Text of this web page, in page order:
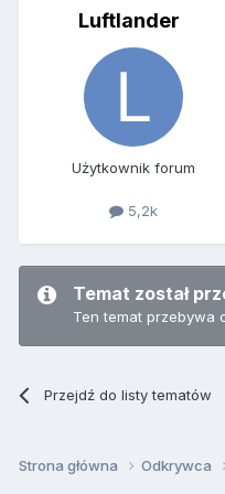
Luftlander
Użytkownik forum
5,2k
Temat został
Ten temat przebywa
Przejdź do listy tematów
Strona główna Odkrywca